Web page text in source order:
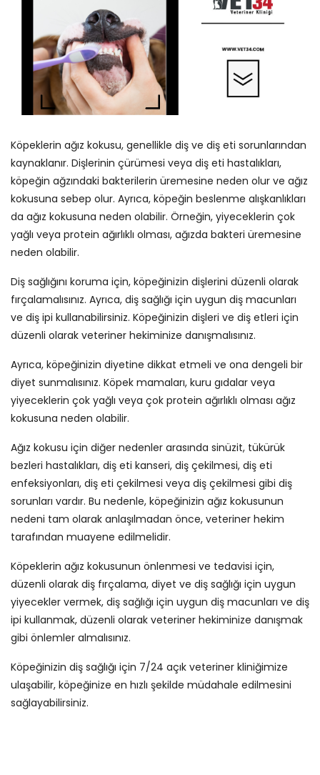
Köpeklerin ağız kokusu, genellikle diş ve diş eti sorunlarından
kaynaklanır. Dişlerinin çürümesi veya diş eti hastalıkları,
köpeğin ağzındaki bakterilerin üremesine neden olur ve ağız
kokusuna sebep olur. Ayrıca, köpeğin beslenme alışkanlıkları
da ağız kokusuna neden olabilir. Örneğin, yiyeceklerin çok
yağlı veya protein ağırlıklı olması, ağızda bakteri üremesine
neden olabilir.
Diş sağlığını koruma için, köpeğinizin dişlerini düzenli olarak
fırçalamalısınız. Ayrıca, diş sağlığı için uygun diş macunları
ve diş ipi kullanabilirsiniz. Köpeğinizin dişleri ve diş etleri için
düzenli olarak veteriner hekiminize danışmalısınız.
Ayrıca, köpeğinizin diyetine dikkat etmeli ve ona dengeli bir
diyet sunmalısınız. Köpek mamaları, kuru gıdalar veya
yiyeceklerin çok yağlı veya çok protein ağırlıklı olması ağız
kokusuna neden olabilir.
Ağız kokusu için diğer nedenler arasında sinüzit, tükürük
bezleri hastalıkları, diş eti kanseri, diş çekilmesi, diş eti
enfeksiyonları, diş eti çekilmesi veya diş çekilmesi gibi diş
sorunları vardır. Bu nedenle, köpeğinizin ağız kokusunun
nedeni tam olarak anlaşılmadan önce, veteriner hekim
tarafından muayene edilmelidir.
Köpeklerin ağız kokusunun önlenmesi ve tedavisi için,
düzenli olarak diş fırçalama, diyet ve diş sağlığı için uygun
yiyecekler vermek, diş sağlığı için uygun diş macunları ve diş
ipi kullanmak, düzenli olarak veteriner hekiminize danışmak
gibi önlemler almalısınız.
Köpeğinizin diş sağlığı için 7/24 açık veteriner kliniğimize
ulaşabilir, köpeğinize en hızlı şekilde müdahale edilmesini
sağlayabilirsiniz.